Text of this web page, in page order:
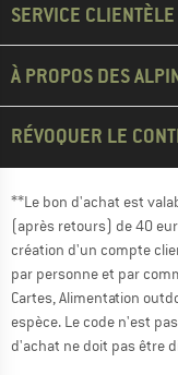
SERVICE CLIENTÈLE
À PROPOS DES
RÉVOQUER LE
**Le bon d'achat est
(après retours) de 40
création d'un compte
par personne et par
Cartes, Alimentation
espèce. Le code n'est
d'achat ne doit pas être